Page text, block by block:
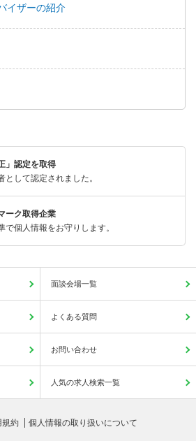
イザーの紹介
」認定を取得
として認定されました。
ーク取得企業
で個人情報をお守りします。
面談会場一覧
よくある質問
お問い合わせ
人気の求人検索一覧
規約 個人情報の取り扱いについて